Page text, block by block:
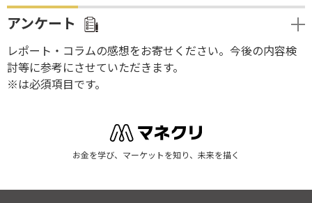
アンケート
レポート・コラムの感想をお寄せください。今後の内容検
討等に参考にさせていただきます。
※は必須項目です。
お金を学び、マーケットを知り、未来を描く